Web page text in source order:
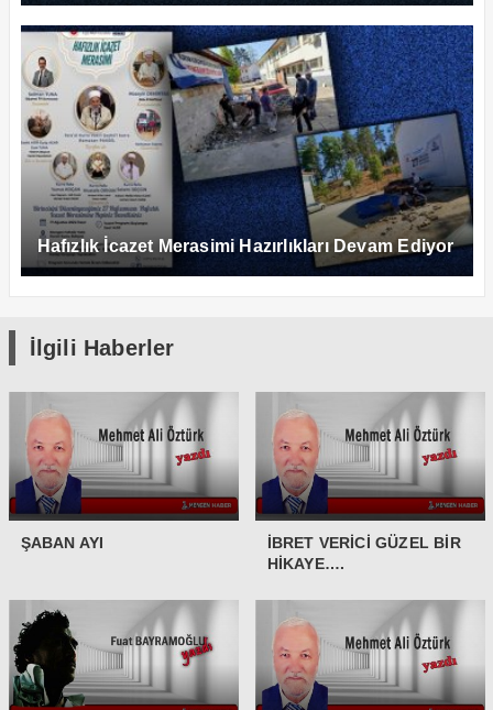
Hafızlık İcazet Merasimi Hazırlıkları Devam Ediyor
İlgili Haberler
ŞABAN AYI
İBRET VERİCİ GÜZEL BİR
HİKAYE….